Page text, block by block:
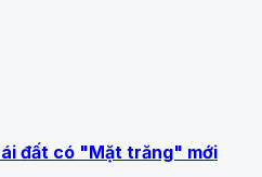
đất có "Mặt trăng" mới